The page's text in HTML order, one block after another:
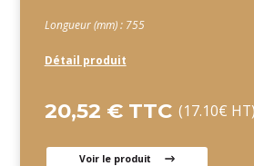
Longueur (mm) : 755
Détail produit
20,52 € TTC (17.10€ HT)
Voir le produit